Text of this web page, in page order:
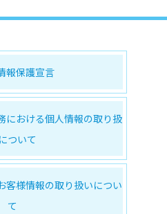
報保護宣言
における個人情報の取り扱
ついて
客様情報の取り扱いについ
て